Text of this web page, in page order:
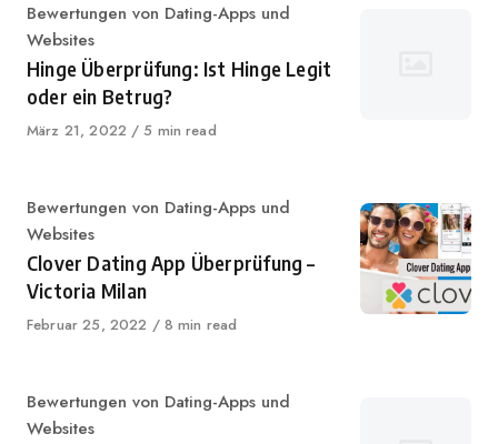
Category
Bewertungen von Dating-Apps und
Websites
Hinge Überprüfung: Ist Hinge Legit
oder ein Betrug?
Published
März 21, 2022 5 min read
Category
Bewertungen von Dating-Apps und
Websites
Clover Dating App Überprüfung –
Victoria Milan
Published
Februar 25, 2022 8 min read
Category
Bewertungen von Dating-Apps und
Websites